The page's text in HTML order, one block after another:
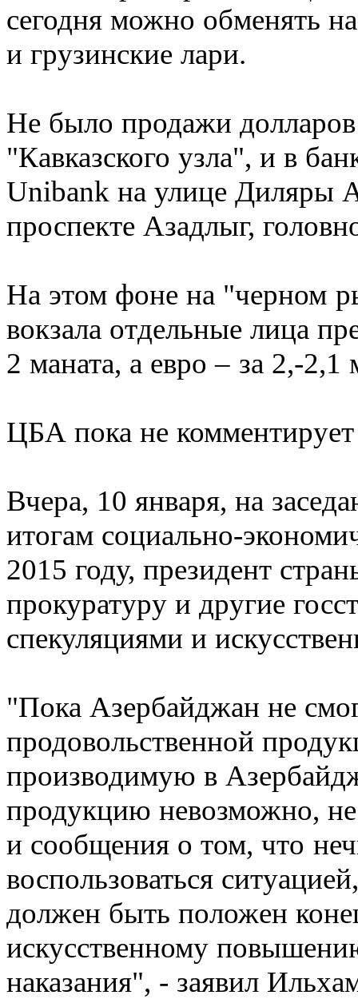
сегодня можно обменять
и грузинские лари.
Не было продажи
"Кавказского узла", и в
Unibank на улице Диляры
проспекте Азадлыг,
На этом фоне на "черном
вокзала отдельные лица
2 маната, а евро – за 2,-2,1
ЦБА пока не
Вчера, 10 января, на
итогам социально-
2015 году, президент
прокуратуру и другие
спекуляциями и
"Пока Азербайджан не
продовольственной
производимую в
продукцию невозможно,
и сообщения о том, что
воспользоваться
должен быть положен
искусственному
наказания", - заявил